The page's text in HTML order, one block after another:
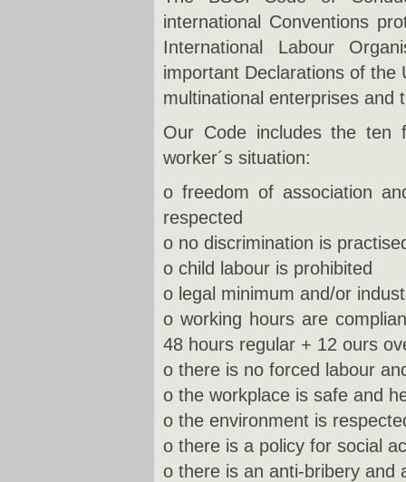
international Conventions
International Labour
important Declarations of the
multinational enterprises and
Our Code includes the ten
worker´s situation:
o freedom of association
respected
o no discrimination is
o child labour is prohibited
o legal minimum and/or
o working hours are
48 hours regular + 12 ours
o there is no forced labour
o the workplace is safe and
o the environment is
o there is a policy for social
o there is an anti-bribery and